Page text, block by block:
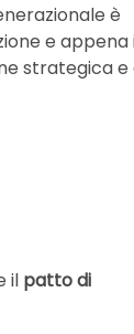
è
e appena
strategica e
il patto di